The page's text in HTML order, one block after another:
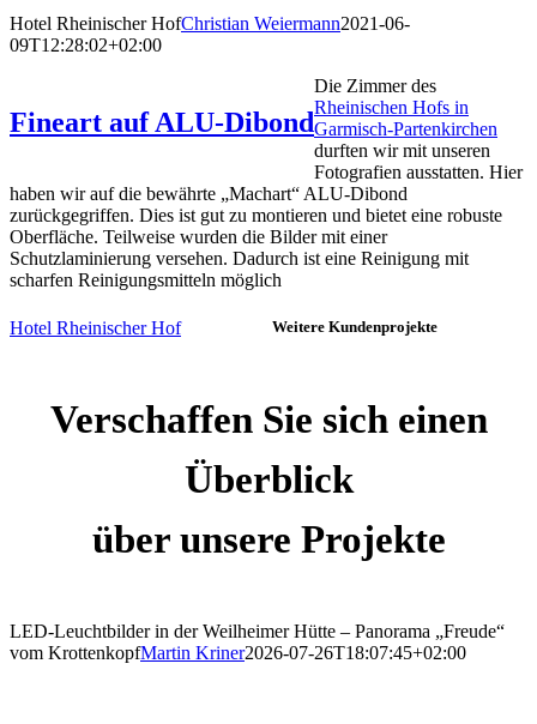
Hotel Rheinischer HofChristian Weiermann2021-06-
09T12:28:02+02:00
Fineart auf ALU-Dibond
Die Zimmer des
Rheinischen Hofs in
Garmisch-Partenkirchen
durften wir mit unseren
Fotografien ausstatten. Hier
haben wir auf die bewährte „Machart“ ALU-Dibond
zurückgegriffen. Dies ist gut zu montieren und bietet eine robuste
Oberfläche. Teilweise wurden die Bilder mit einer
Schutzlaminierung versehen. Dadurch ist eine Reinigung mit
scharfen Reinigungsmitteln möglich
Hotel Rheinischer Hof Weitere Kundenprojekte
Verschaffen Sie sich einen
Überblick
über unsere Projekte
LED-Leuchtbilder in der Weilheimer Hütte – Panorama „Freude“
vom KrottenkopfMartin Kriner2026-07-26T18:07:45+02:00